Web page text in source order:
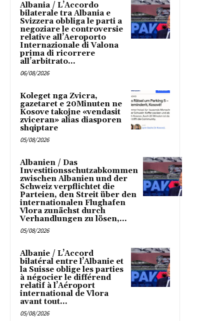
Albania / L’Accordo
bilaterale tra Albania e
Svizzera obbliga le parti a
negoziare le controversie
relative all’Aeroporto
Internazionale di Valona
prima di ricorrere
all’arbitrato...
06/08/2026
Koleget nga Zvicra,
gazetaret e 20Minuten ne
Kosove takojne «vendasit
zviceran» alias diasporen
shqiptare
05/08/2026
Albanien / Das
Investitionsschutzabkommen
zwischen Albanien und der
Schweiz verpflichtet die
Parteien, den Streit über den
internationalen Flughafen
Vlora zunächst durch
Verhandlungen zu lösen,...
05/08/2026
Albanie / L’Accord
bilatéral entre l’Albanie et
la Suisse oblige les parties
à négocier le différend
relatif à l’Aéroport
international de Vlora
avant tout...
05/08/2026